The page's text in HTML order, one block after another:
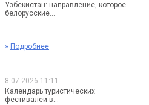
Узбекистан: направление, которое
белорусские...
» Подробнее
8.07.2026 11:11
Календарь туристических
фестивалей в...